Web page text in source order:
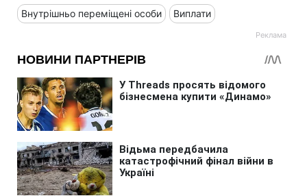
Внутрішньо переміщені особи Виплати